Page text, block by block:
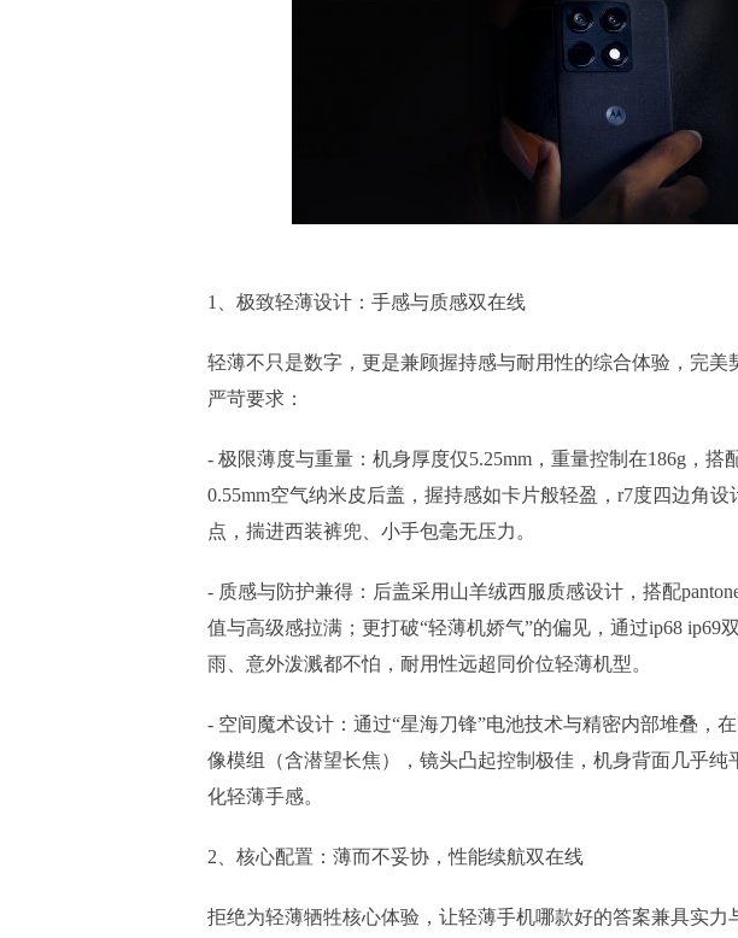
1、极致轻薄设计：手感与质感双在线
轻薄不只是数字，更是兼顾握持感与耐用性的综合体验，完美
严苛要求：
- 极限薄度与重量：机身厚度仅5.25mm，重量控制在186g，搭
0.55mm空气纳米皮后盖，握持感如卡片般轻盈，r7度四边角
点，揣进西装裤兜、小手包毫无压力。
- 质感与防护兼得：后盖采用山羊绒西服质感设计，搭配
值与高级感拉满；更打破“轻薄机娇气”的偏见，通过ip68 ip69
雨、意外泼溅都不怕，耐用性远超同价位轻薄机型。
- 空间魔术设计：通过“星海刀锋”电池技术与精密内部堆叠，
像模组（含潜望长焦），镜头凸起控制极佳，机身背面几乎纯
化轻薄手感。
2、核心配置：薄而不妥协，性能续航双在线
拒绝为轻薄牺牲核心体验，让轻薄手机哪款好的答案兼具实力